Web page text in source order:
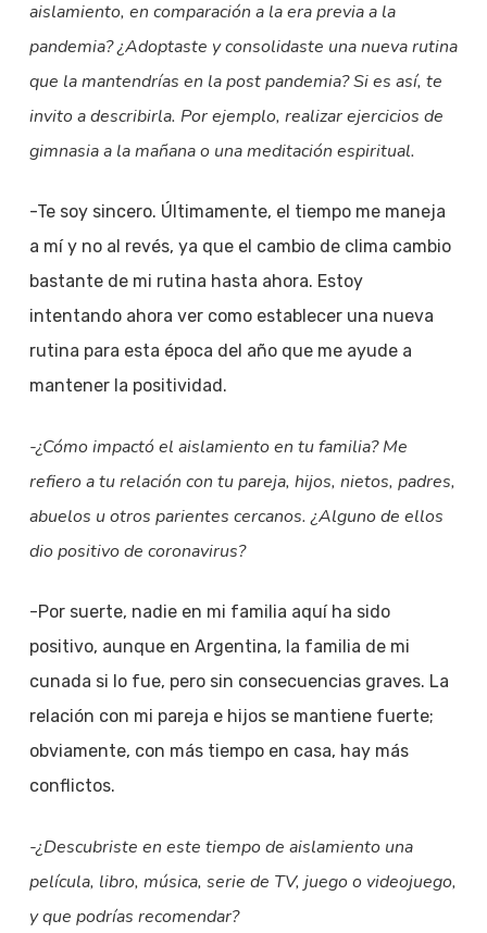
aislamiento, en comparación a la era previa a la
pandemia? ¿Adoptaste y consolidaste una nueva rutina
que la mantendrías en la post pandemia? Si es así, te
invito a describirla. Por ejemplo, realizar ejercicios de
gimnasia a la mañana o una meditación espiritual.
-Te soy sincero. Últimamente, el tiempo me maneja
a mí y no al revés, ya que el cambio de clima cambio
bastante de mi rutina hasta ahora. Estoy
intentando ahora ver como establecer una nueva
rutina para esta época del año que me ayude a
mantener la positividad.
-¿Cómo impactó el aislamiento en tu familia? Me
refiero a tu relación con tu pareja, hijos, nietos, padres,
abuelos u otros parientes cercanos. ¿Alguno de ellos
dio positivo de coronavirus?
-Por suerte, nadie en mi familia aquí ha sido
positivo, aunque en Argentina, la familia de mi
cunada si lo fue, pero sin consecuencias graves. La
relación con mi pareja e hijos se mantiene fuerte;
obviamente, con más tiempo en casa, hay más
conflictos.
-¿Descubriste en este tiempo de aislamiento una
película, libro, música, serie de TV, juego o videojuego,
y que podrías recomendar?